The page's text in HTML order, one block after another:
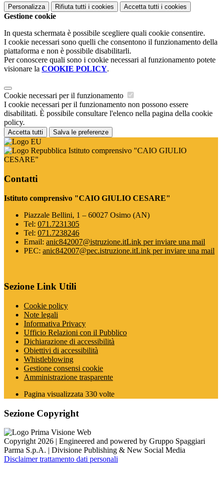
Personalizza Rifiuta tutti i cookies Accetta tutti i cookies
Gestione cookie
In questa schermata è possibile scegliere quali cookie consentire.
I cookie necessari sono quelli che consentono il funzionamento della
piattaforma e non è possibile disabilitarli.
Per conoscere quali sono i cookie necessari al funzionamento potete
visionare la COOKIE POLICY.
Cookie necessari per il funzionamento
I cookie necessari per il funzionamento non possono essere
disabilitati. È possibile consultare l'elenco nella pagina della cookie
policy.
Accetta tutti Salva le preferenze
Istituto comprensivo "CAIO GIULIO
CESARE"
Contatti
Istituto comprensivo "CAIO GIULIO CESARE"
Piazzale Bellini, 1 – 60027 Osimo (AN)
Tel: 071.7231305
Tel: 071.7238246
Email: anic842007@istruzione.itLink per inviare una mail
PEC: anic842007@pec.istruzione.itLink per inviare una mail
Sezione Link Utili
Cookie policy
Note legali
Informativa Privacy
Ufficio Relazioni con il Pubblico
Dichiarazione di accessibilità
Obiettivi di accessibilità
Whistleblowing
Gestione consensi cookie
Amministrazione trasparente
Pagina visualizzata 330 volte
Sezione Copyright
Copyright 2026 | Engineered and powered by Gruppo Spaggiari
Parma S.p.A. | Divisione Publishing & New Social Media
Disclaimer trattamento dati personali